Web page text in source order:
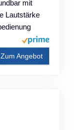
mit
Lautstärke
Zum Angebot